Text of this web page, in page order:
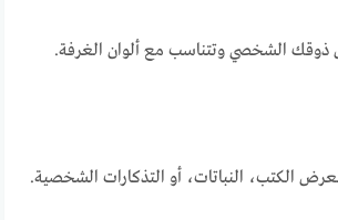
ذوقك الشخصي وتتناسب مع ألوان الغرفة.
الكتب، النباتات، أو التذكارات الشخصية.